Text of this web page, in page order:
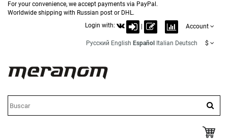
For your convenience, we accept payments via PayPal.
Worldwide shipping with Russian post or DHL.
Login with:
Account
Русский English Español Italian Deutsch $